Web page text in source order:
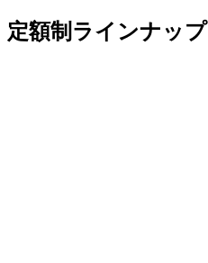
定額制ラインナップ